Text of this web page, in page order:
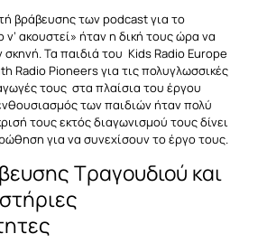
βράβευσης των podcast για το
ν’ ακουστεί» ήταν η δική τους ώρα να
Τα παιδιά του Kids Radio Europe
Radio Pioneers για τις πολυγλωσσικές
τους στα πλαίσια του έργου
των παιδιών ήταν πολύ
τους εκτός διαγωνισμού τους δίνει
για να συνεχίσουν το έργο τους.
Τραγουδιού και